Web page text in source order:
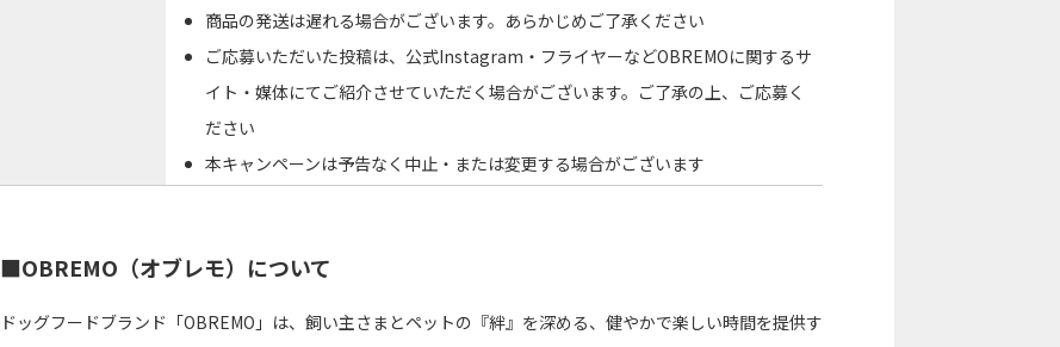
商品の発送は遅れる場合がございます。あらかじめご了承ください
ご応募いただいた投稿は、公式Instagram・フライヤーなどOBREMOに関するサ
イト・媒体にてご紹介させていただく場合がございます。ご了承の上、ご応募く
ださい
本キャンペーンは予告なく中止・または変更する場合がございます
■OBREMO（オブレモ）について
ドッグフードブランド「OBREMO」は、飼い主さまとペットの『絆』を深める、健やかで楽しい時間を提供す